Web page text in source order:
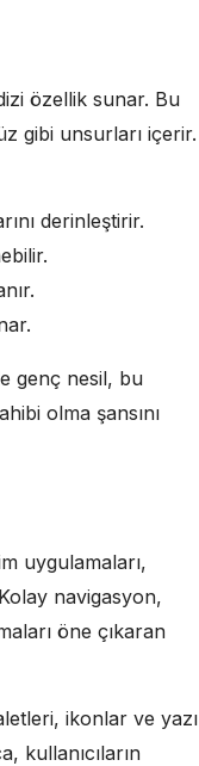
özellik sunar. Bu
gibi unsurları içerir.
derinleştirir.
genç nesil, bu
olma şansını
uygulamaları,
navigasyon,
öne çıkaran
ikonlar ve yazı
kullanıcıların